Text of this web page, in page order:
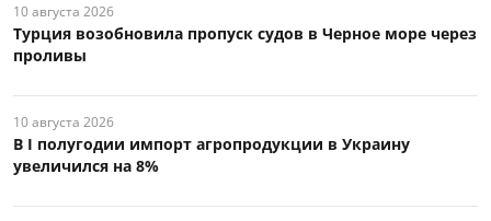
10 августа 2026
Турция возобновила пропуск судов в Черное море через
проливы
10 августа 2026
В I полугодии импорт агропродукции в Украину
увеличился на 8%